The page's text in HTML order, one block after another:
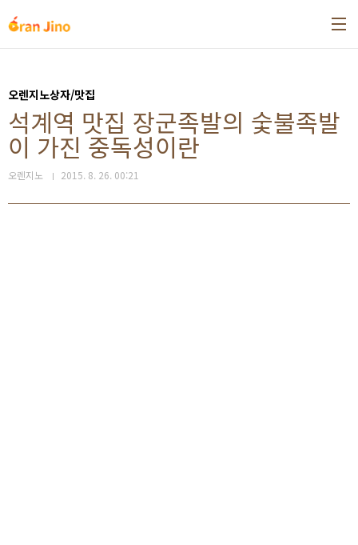
오렌지노상자/맛집
석계역 맛집 장군족발의 숯불족발
이 가진 중독성이란
오렌지노 2015. 8. 26. 00:21